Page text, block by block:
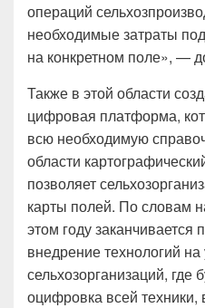
операций
необходимые затраты
на конкретном поле», —
Также в этой области
цифровая платформа,
всю необходимую
области
позволяет
карты полей. По словам
этом году заканчивается
внедрение технологий
сельхозорганизаций, где
оцифровка всей